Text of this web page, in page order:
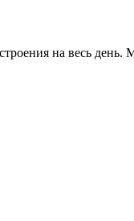
на весь